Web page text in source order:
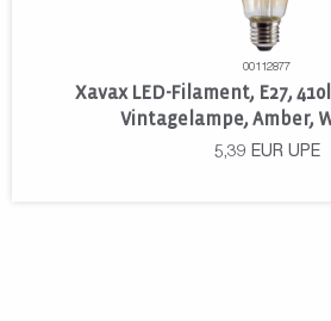
00112877
Xavax LED-Filament, E27,
Vintagelampe, Amber,
5,39 EUR UPE